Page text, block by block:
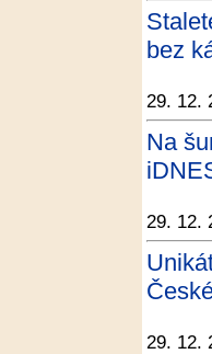
bez
29. 12.
Na
29. 12.
29. 12.